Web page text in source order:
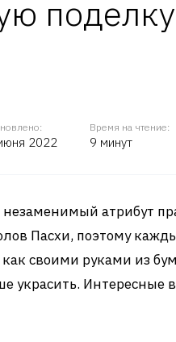
2022
Время на чтение:
9 минут
атрибут
Пасхи, поэтому
своими руками из
украсить. Интересные